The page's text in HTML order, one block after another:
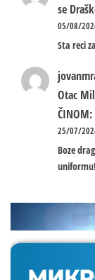
se
05/08/
Sta reci
Otac
25/07/
Boze